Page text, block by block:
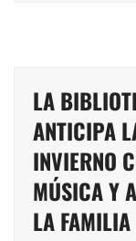
LA
ANTICIPA
INVIERNO
MÚSICA Y
LA FAMILIA